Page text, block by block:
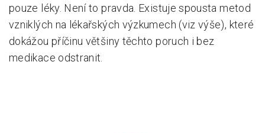
pouze léky. Není to pravda. Existuje spousta metod
vzniklých na lékařských výzkumech (viz výše), které
dokážou příčinu většiny těchto poruch i bez
medikace odstranit.